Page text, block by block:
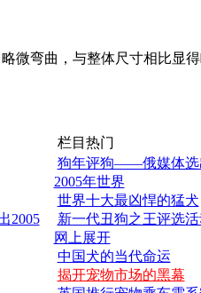
微弯曲，与整体尺寸相比显
2005
栏目热门
狗年评狗——俄媒体选
2005年世界
世界十大最凶悍的猛犬
新一代丑狗之王评选
网上展开
中国犬的当代命运
揭开宠物市场的黑幕